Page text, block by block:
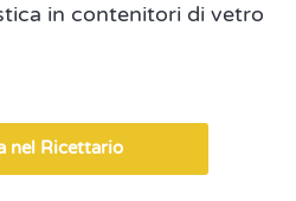
in contenitori di vetro
nel Ricettario